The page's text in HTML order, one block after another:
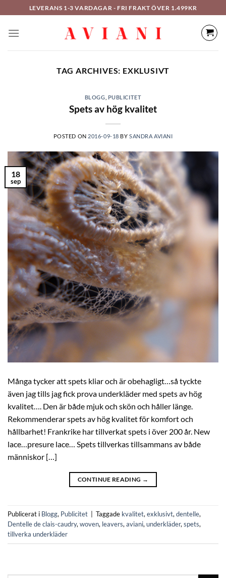
till
innehåll
LEVERANS 1-3 VARDAGAR - FRI FRAKT ÖVER 1.499KR
TAG ARCHIVES: EXKLUSIVT
BLOGG PUBLICITET
Spets av hög kvalitet
POSTED ON 2016-09-18 BYSANDRA AVIANI
18
sep
Många tycker att spets kliar och är obehagligt…så tyckte
även jag tills jag fick prova underkläder med spets av hög
kvalitet…. Den är både mjuk och skön och håller länge.
Rekommenderar spets av hög kvalitet för komfort och
hållbarhet! Frankrike har tillverkat spets i över 200 år. New
lace…presure lace… Spets tillverkas tillsammans av både
människor […]
CONTINUE READING →
Publicerat i Blogg, Publicitet Taggade kvalitet, exklusivt, dentelle,
Dentelle de clais-caudry, woven, leavers, aviani, underkläder, spets,
tillverka underkläder